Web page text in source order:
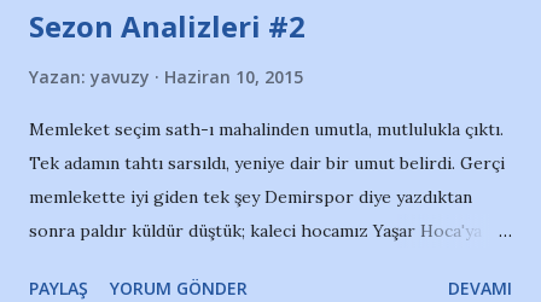
belediyenin kurduğu ya da doğrudan kontrol ettiği bir
patronların, şirketlerin takımı değiliz. Vatandaşın temas
edebildiği, hesap sorabildiği yerlerdir belediyeler. Ama yıllar
gösterdi ki belediyelerin kontrolündeki yönetimler, hesap
vermeden çekip gidiyor. Asıl sorun alternatifin olmaması,
Sezon Analizleri #2
Yazan: yavuzy Haziran 10, 2015
Memleket seçim sath-ı mahalinden umutla, mutlulukla çıktı.
Tek adamın tahtı sarsıldı, yeniye dair bir umut belirdi. Gerçi
memlekette iyi giden tek şey Demirspor diye yazdıktan
sonra paldır küldür düştük; kaleci hocamız Yaşar Hoca'ya
PAYLAŞ YORUM GÖNDER DEVAMI